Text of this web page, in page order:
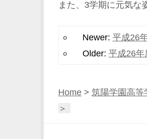
また、3学期に元気な
Newer: 平成26
Older: 平成26
Home > 筑陽学園高等
＞